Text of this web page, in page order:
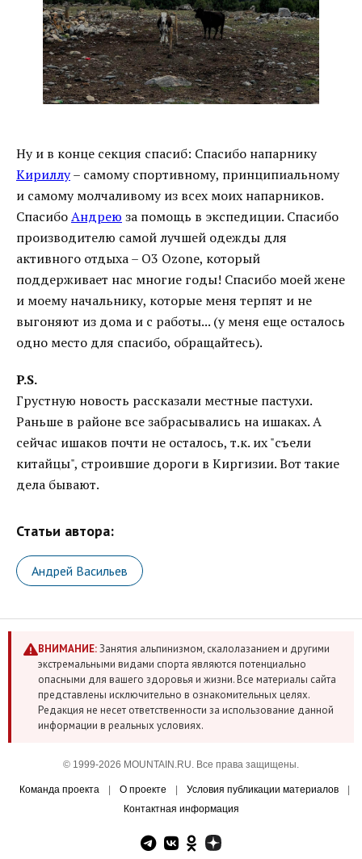
Ну и в конце секция спасиб: Спасибо напарнику
Кириллу– самому спортивному, принципиальному
и самому молчаливому из всех моих напарников.
СпасибоАндрею за помощь в экспедиции. Спасибо
производителю самой лучшей одежды для
активного отдыха – О3 Ozone, который
поддерживает нас многие годы! Спасибо моей жене
и моему начальнику, которые меня терпят и не
выгоняют из дома и с работы... (у меня еще осталось
одно место для спасибо, обращайтесь).
P.S.
Грустную новость рассказали местные пастухи.
Раньше в районе все забрасывались на ишаках. А
сейчас ишаков почти не осталось, т.к. их "съели
китайцы", строившие дороги в Киргизии. Вот такие
дела бывают.
Статьи автора:
Андрей Васильев
ВНИМАНИЕ:Занятия альпинизмом, скалолазанием и другими
экстремальными видами спорта являются потенциально
опасными для вашего здоровья и жизни. Все материалы сайта
представлены исключительно в ознакомительных целях.
Редакция не несет ответственности за использование данной
информации в реальных условиях.
© 1999-2026 MOUNTAIN.RU. Все права защищены.
Команда проекта О проекте Условия публикации материалов
Контактная информация